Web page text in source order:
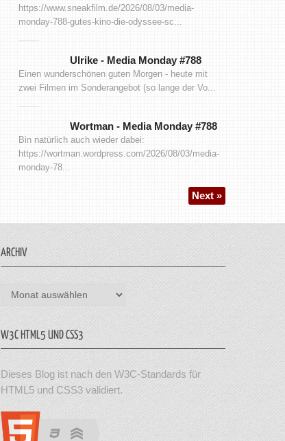
https://www.sneakfilm.de/2026/08/03/media-
monday-788-gutes-kino-die-odyssee-sc...
Ulrike- Media Monday #788
Einen wunderschönen guten Morgen - heute mit
zwei Filmen im Sonderangebot (so lange der Vo...
Wortman- Media Monday #788
Bin natürlich auch wieder dabei:
https://wortman.wordpress.com/2026/08/03/media-
monday-78...
Next »
ARCHIV
Archiv
W3C HTML5 UND CSS3
Dieses Blog ist nach den W3C-Standards für
HTML5 und CSS3 validiert.